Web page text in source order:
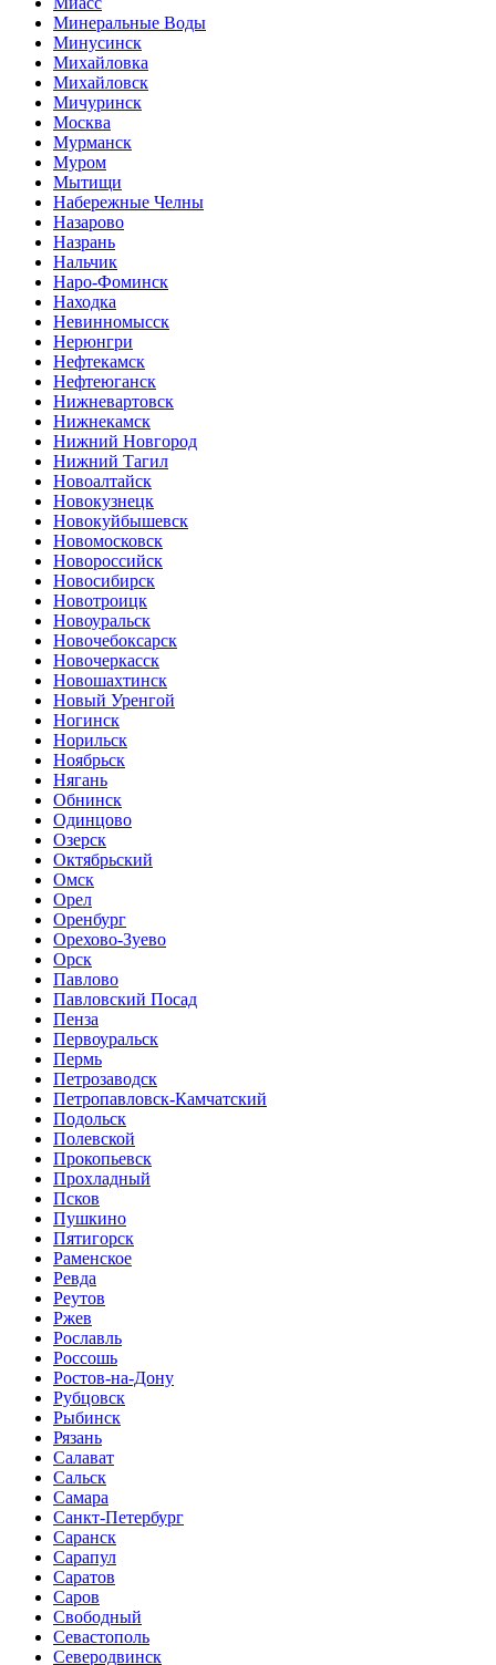
Минеральные Воды
Минусинск
Михайловка
Михайловск
Мичуринск
Москва
Мурманск
Муром
Мытищи
Набережные Челны
Назарово
Назрань
Нальчик
Наро-Фоминск
Находка
Невинномысск
Нерюнгри
Нефтекамск
Нефтеюганск
Нижневартовск
Нижнекамск
Нижний Новгород
Нижний Тагил
Новоалтайск
Новокузнецк
Новокуйбышевск
Новомосковск
Новороссийск
Новосибирск
Новотроицк
Новоуральск
Новочебоксарск
Новочеркасск
Новошахтинск
Новый Уренгой
Ногинск
Норильск
Ноябрьск
Нягань
Обнинск
Одинцово
Озерск
Октябрьский
Омск
Орел
Оренбург
Орехово-Зуево
Орск
Павлово
Павловский Посад
Пенза
Первоуральск
Пермь
Петрозаводск
Петропавловск-Камчатский
Подольск
Полевской
Прокопьевск
Прохладный
Псков
Пушкино
Пятигорск
Раменское
Ревда
Реутов
Ржев
Рославль
Россошь
Ростов-на-Дону
Рубцовск
Рыбинск
Рязань
Салават
Сальск
Самара
Санкт-Петербург
Саранск
Сарапул
Саратов
Саров
Свободный
Севастополь
Северодвинск